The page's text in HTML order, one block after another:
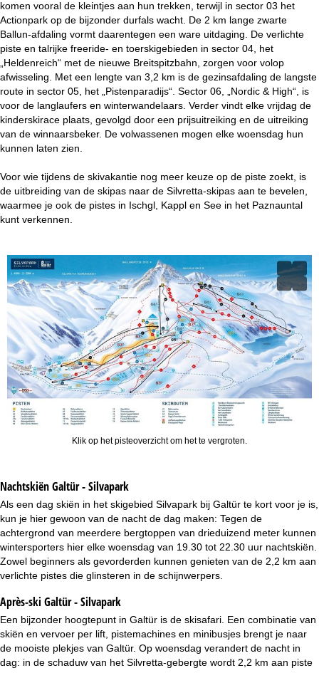
komen vooral de kleintjes aan hun trekken, terwijl in sector 03 het
Actionpark op de bijzonder durfals wacht. De 2 km lange zwarte
Ballun-afdaling vormt daarentegen een ware uitdaging. De verlichte
piste en talrijke freeride- en toerskigebieden in sector 04, het
„Heldenreich“ met de nieuwe Breitspitzbahn, zorgen voor volop
afwisseling. Met een lengte van 3,2 km is de gezinsafdaling de langste
route in sector 05, het „Pistenparadijs“. Sector 06, „Nordic & High“, is
voor de langlaufers en winterwandelaars. Verder vindt elke vrijdag de
kinderskirace plaats, gevolgd door een prijsuitreiking en de uitreiking
van de winnaarsbeker. De volwassenen mogen elke woensdag hun
kunnen laten zien.
Voor wie tijdens de skivakantie nog meer keuze op de piste zoekt, is
de uitbreiding van de skipas naar de Silvretta-skipas aan te bevelen,
waarmee je ook de pistes in Ischgl, Kappl en See in het Paznauntal
kunt verkennen.
Klik op het pisteoverzicht om het te vergroten.
NachtskiënGaltür - Silvapark
Als een dag skiën in het skigebied Silvapark bij Galtür te kort voor je is,
kun je hier gewoon van de nacht de dag maken: Tegen de
achtergrond van meerdere bergtoppen van drieduizend meter kunnen
wintersporters hier elke woensdag van 19.30 tot 22.30 uur nachtskiën.
Zowel beginners als gevorderden kunnen genieten van de 2,2 km aan
verlichte pistes die glinsteren in de schijnwerpers.
Après-ski Galtür - Silvapark
Een bijzonder hoogtepunt in Galtür is de skisafari. Een combinatie van
skiën en vervoer per lift, pistemachines en minibusjes brengt je naar
de mooiste plekjes van Galtür. Op woensdag verandert de nacht in
dag: in de schaduw van het Silvretta-gebergte wordt 2,2 km aan piste